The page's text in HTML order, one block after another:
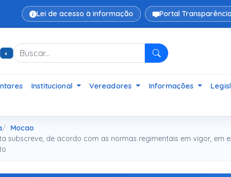
Lei de acesso à informação Portal
◐
Pesquisar
Institucional Vereadores Informações
Mocao
subscreve, de acordo com as normas regimentais em vigor, em